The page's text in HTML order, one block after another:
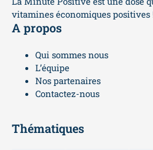
vitamines économiques positives
A propos
Qui sommes nous
L’équipe
Nos partenaires
Contactez-nous
Thématiques